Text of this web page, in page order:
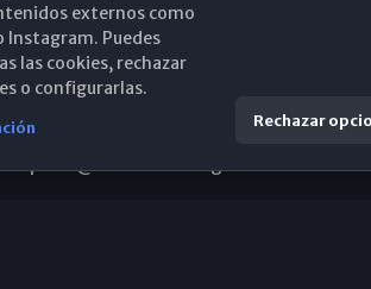
María, 18-20. 29015 Málaga
952 224 386
externos como
Instagram. Puedes
las cookies, rechazar
o configurarlas.
Rechazar